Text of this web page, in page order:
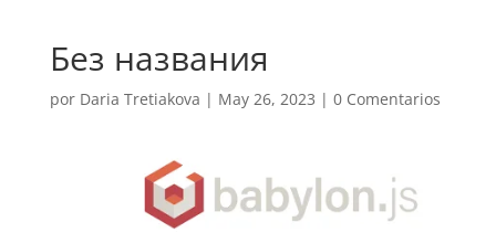
Без названия
por Daria Tretiakova | May 26, 2023 | 0 Comentarios